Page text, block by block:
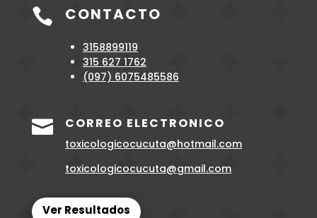
 CONTACTO
3158899119
315 627 1762
(097) 6075485586
 CORREO ELECTRONICO
toxicologicocucuta@hotmail.com
toxicologicocucuta@gmail.com
Ver Resultados